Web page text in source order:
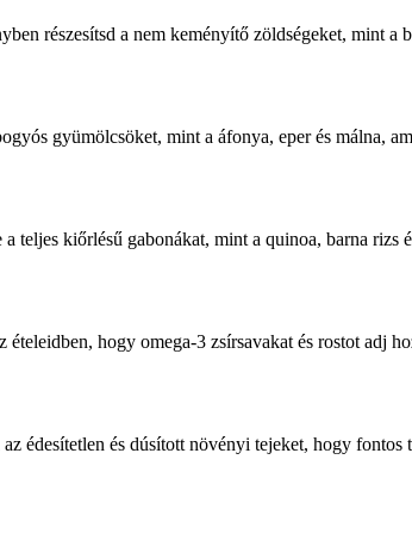
részesítsd a nem keményítő zöldségeket, mint
gyümölcsöket, mint a áfonya, eper és málna,
teljes kiőrlésű gabonákat, mint a quinoa, barna rizs
hogy omega-3 zsírsavakat és rostot adj
édesítetlen és dúsított növényi tejeket, hogy fontos